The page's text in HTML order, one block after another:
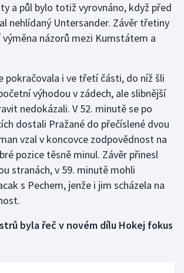
a půl bylo totiž vyrovnáno, když před
nehlídaný Untersander. Závěr třetiny
názorů mezi Kumstátem a
pokračovala i ve třetí části, do níž šli
výhodou v zádech, ale slibnější
nedokázali. V 52. minutě se po
dostali Pražané do přečíslené dvou
vzal v koncovce zodpovědnost na
pozice těsně minul. Závěr přinesl
stranách, v 59. minutě mohli
s Pechem, jenže i jim scházela na
byla řeč v novém dílu Hokej fokus